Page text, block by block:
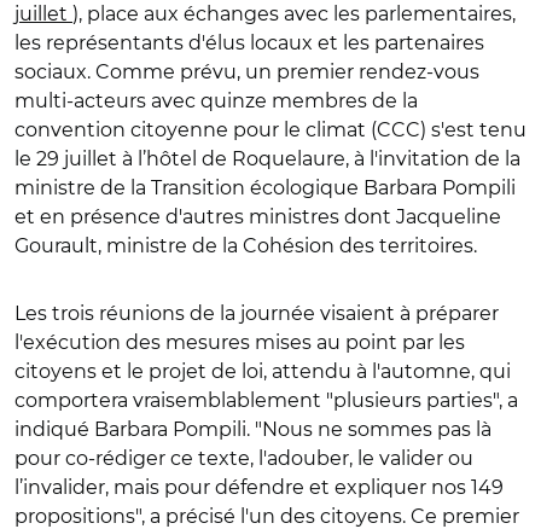
juillet ), place aux échanges avec les parlementaires,
les représentants d'élus locaux et les partenaires
sociaux. Comme prévu, un premier rendez-vous
multi-acteurs avec quinze membres de la
convention citoyenne pour le climat (CCC) s'est tenu
le 29 juillet à l’hôtel de Roquelaure, à l'invitation de la
ministre de la Transition écologique Barbara Pompili
et en présence d'autres ministres dont Jacqueline
Gourault, ministre de la Cohésion des territoires.
Les trois réunions de la journée visaient à préparer
l'exécution des mesures mises au point par les
citoyens et le projet de loi, attendu à l'automne, qui
comportera vraisemblablement "plusieurs parties", a
indiqué Barbara Pompili. "Nous ne sommes pas là
pour co-rédiger ce texte, l'adouber, le valider ou
l’invalider, mais pour défendre et expliquer nos 149
propositions", a précisé l'un des citoyens. Ce premier